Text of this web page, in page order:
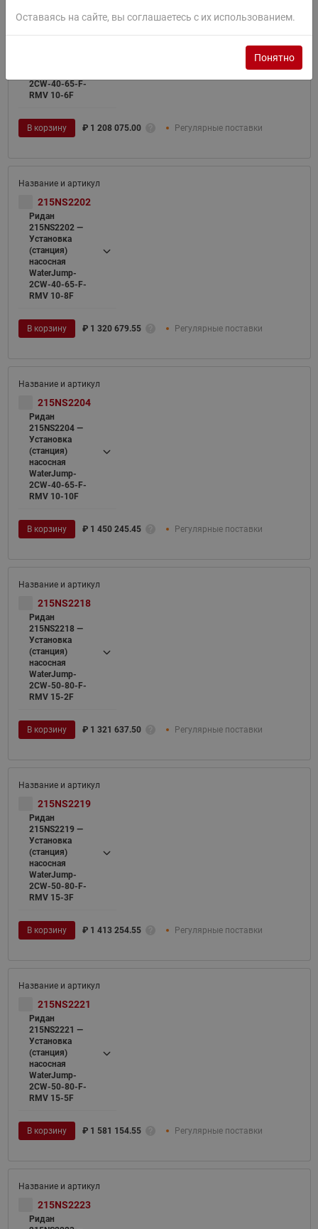
Ридан
Установка
2CW-40-65-F-
RMV 10-6F
В корзину ₽ 1 208 075.00 Регулярные поставки
215NS2202
Ридан
215NS2202 —
Установка
(станция)
насосная
WaterJump-
2CW-40-65-F-
RMV 10-8F
В корзину ₽ 1 320 679.55 Регулярные поставки
215NS2204
Ридан
215NS2204 —
Установка
(станция)
насосная
WaterJump-
2CW-40-65-F-
RMV 10-10F
В корзину ₽ 1 450 245.45 Регулярные поставки
215NS2218
Ридан
215NS2218 —
Установка
(станция)
насосная
WaterJump-
2CW-50-80-F-
RMV 15-2F
В корзину ₽ 1 321 637.50 Регулярные поставки
215NS2219
Ридан
215NS2219 —
Установка
(станция)
насосная
WaterJump-
2CW-50-80-F-
RMV 15-3F
В корзину ₽ 1 413 254.55 Регулярные поставки
215NS2221
Ридан
215NS2221 —
Установка
(станция)
насосная
WaterJump-
2CW-50-80-F-
RMV 15-5F
В корзину ₽ 1 581 154.55 Регулярные поставки
215NS2223
Ридан
Оставаясь на сайте, вы соглашаетесь с их использованием.
Понятно